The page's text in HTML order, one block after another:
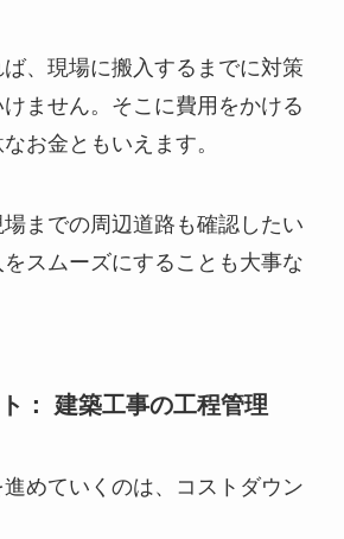
、現場に搬入するまでに対策
ません。そこに費用をかける
お金ともいえます。
までの周辺道路も確認したい
スムーズにすることも大事な
： 建築工事の工程管理
めていくのは、コストダウン